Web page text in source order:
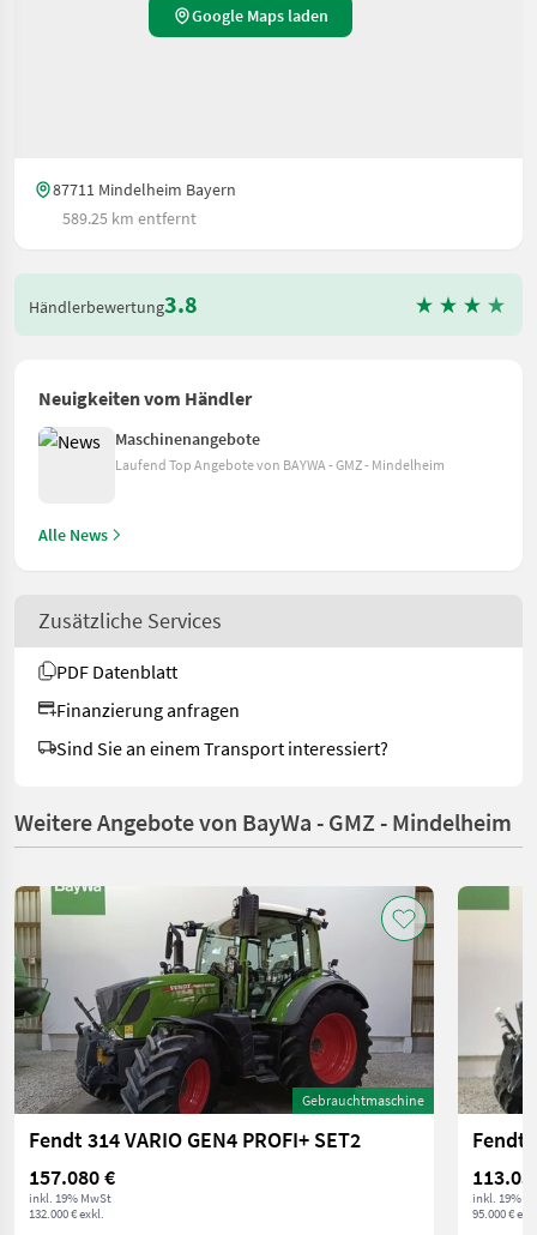
Google Maps laden
87711 Mindelheim Bayern
589.25 km entfernt
Händlerbewertung3.8
Neuigkeiten vom Händler
Maschinenangebote
Laufend Top Angebote von BAYWA - GMZ - Mindelheim
Alle News
Zusätzliche Services
PDF Datenblatt
Finanzierung anfragen
Sind Sie an einem Transport interessiert?
Weitere Angebote von BayWa - GMZ - Mindelheim
Gebrauchtmaschine
Fendt 314 VARIO GEN4 PROFI+ SET2
157.080 €
inkl. 19% MwSt
132.000 € exkl.
Fendt
inkl. 19%
95.000 €